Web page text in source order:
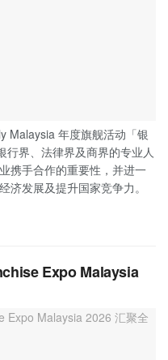
Malaysia 年度旗舰活动「银
界、法律界及商界的专业人
携手合作的重要性，并进一
济发展及提升国家竞争力。
Expo Malaysia